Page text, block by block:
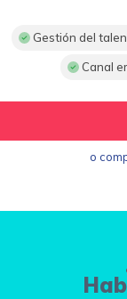
Gestión del
Canal
o